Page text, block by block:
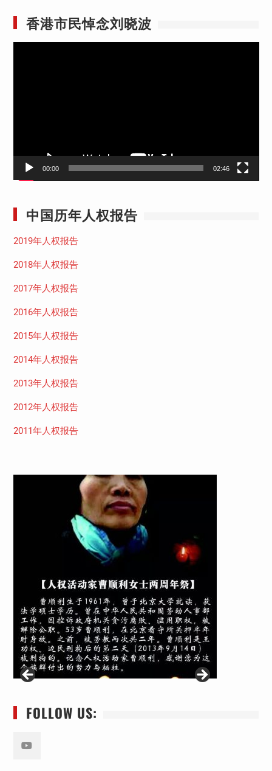
香港市民悼念刘晓波
00:00 02:46
中国历年人权报告
2019年人权报告
2018年人权报告
2017年人权报告
2016年人权报告
2015年人权报告
2014年人权报告
2013年人权报告
2012年人权报告
2011年人权报告
FOLLOW US: